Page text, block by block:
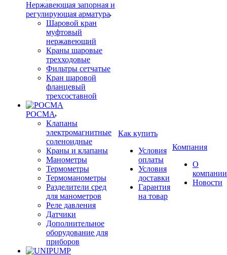
Нержавеющая запорная и
регулирующая арматура
Шаровой кран
муфтовый
нержавеющий
Краны шаровые
трехходовые
Фильтры сетчатые
Кран шаровой
фланцевый
трехсоставной
РОСМА
Клапаны
электромагнитные
соленоидные
Краны и клапаны
Манометры
Термометры
Термоманометры
Разделители сред
для манометров
Реле давления
Датчики
Дополнительное
оборудование для
приборов
Как купить
Условия
оплаты
Условия
доставки
Гарантия
на товар
Компания
О
компании
Новости